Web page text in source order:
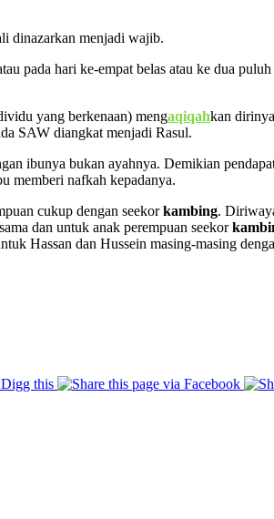
dinazarkan menjadi wajib.
pada hari ke-empat belas atau ke dua
yang berkenaan) mengaqiqahkan
SAW diangkat menjadi Rasul.
ibunya bukan ayahnya. Demikian
memberi nafkah kepadanya.
cukup dengan seekorkambing.
dan untuk anak perempuan seekor
Hassan dan Hussein masing-masing